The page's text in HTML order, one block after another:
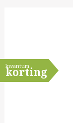
kwantum
korting